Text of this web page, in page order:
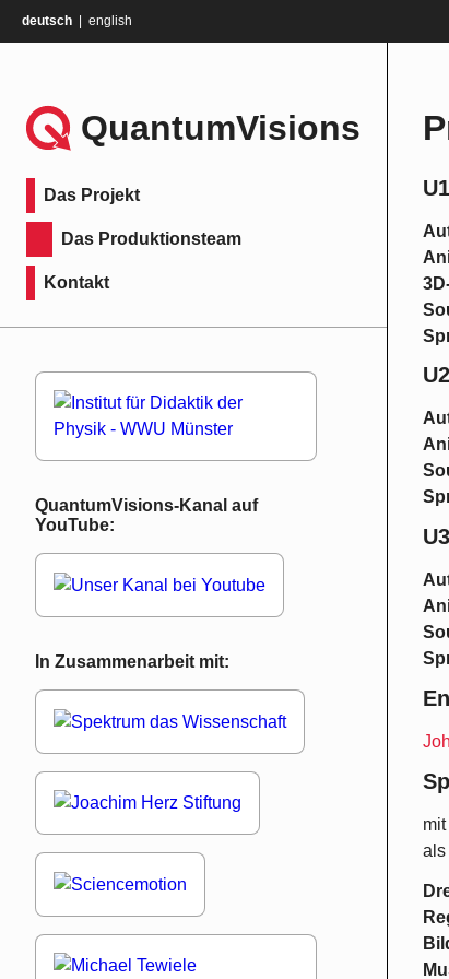
deutsch english
QuantumVisions
Das Projekt
Das Produktionsteam
Kontakt
QuantumVisions-Kanal auf
YouTube:
In Zusammenarbeit mit:
als